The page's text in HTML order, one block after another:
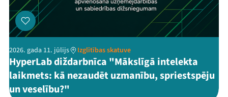
2026. gada 11. jūlijs Izglītības skatuve
HyperLab diždarbnīca "Mākslīgā intelekta
laikmets: kā nezaudēt uzmanību, spriestspēju
un veselību?"